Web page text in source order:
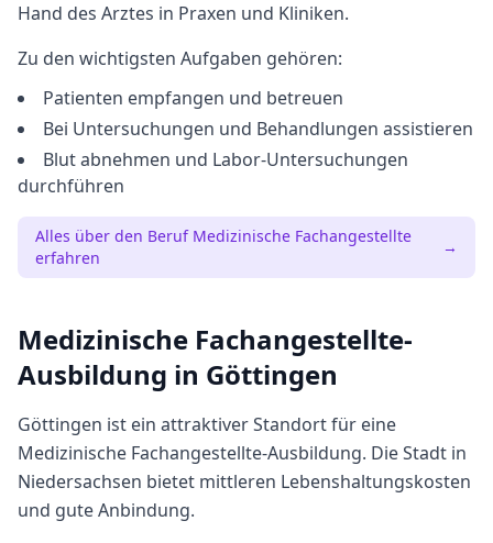
Hand des Arztes in Praxen und Kliniken.
Zu den wichtigsten Aufgaben gehören:
Patienten empfangen und betreuen
Bei Untersuchungen und Behandlungen assistieren
Blut abnehmen und Labor-Untersuchungen
durchführen
Alles über den Beruf Medizinische Fachangestellte
erfahren
→
Medizinische Fachangestellte-
Ausbildung in Göttingen
Göttingen ist ein attraktiver Standort für eine
Medizinische Fachangestellte-Ausbildung. Die Stadt in
Niedersachsen bietet mittleren Lebenshaltungskosten
und gute Anbindung.